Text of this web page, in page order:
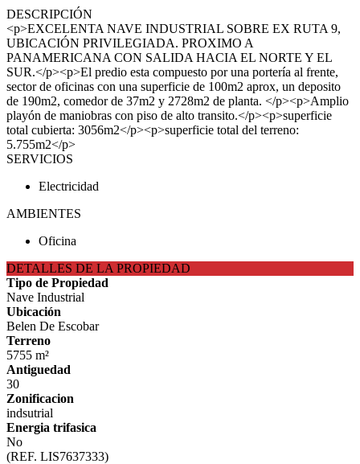
DESCRIPCIÓN
<p>EXCELENTA NAVE INDUSTRIAL SOBRE EX RUTA 9,
UBICACIÓN PRIVILEGIADA. PROXIMO A
PANAMERICANA CON SALIDA HACIA EL NORTE Y EL
SUR.</p><p>El predio esta compuesto por una portería al frente,
sector de oficinas con una superficie de 100m2 aprox, un deposito
de 190m2, comedor de 37m2 y 2728m2 de planta. </p><p>Amplio
playón de maniobras con piso de alto transito.</p><p>superficie
total cubierta: 3056m2</p><p>superficie total del terreno:
5.755m2</p>
SERVICIOS
Electricidad
AMBIENTES
Oficina
DETALLES DE LA PROPIEDAD
Tipo de Propiedad
Nave Industrial
Ubicación
Belen De Escobar
Terreno
5755 m²
Antiguedad
30
Zonificacion
indsutrial
Energia trifasica
No
(REF. LIS7637333)